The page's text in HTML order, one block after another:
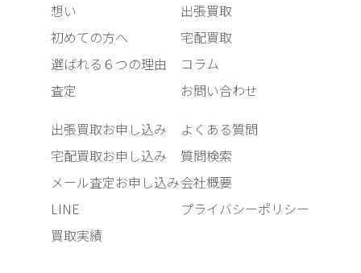
想い
初めての方へ
選ばれる６つの理由
査定
出張買取
宅配買取
コラム
お問い合わせ
出張買取お申し込み
宅配買取お申し込み
メール査定お申し込み
LINE
買取実績
よくある質問
質問検索
会社概要
プライバシーポリシー